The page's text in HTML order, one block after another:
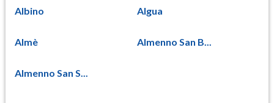
Albino Algua
Almè Almenno San B...
Almenno San S...